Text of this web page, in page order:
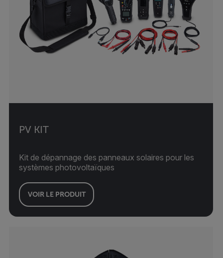
PV KIT
Kit de dépannage des panneaux solaires pour les
systèmes photovoltaïques
VOIR LE PRODUIT